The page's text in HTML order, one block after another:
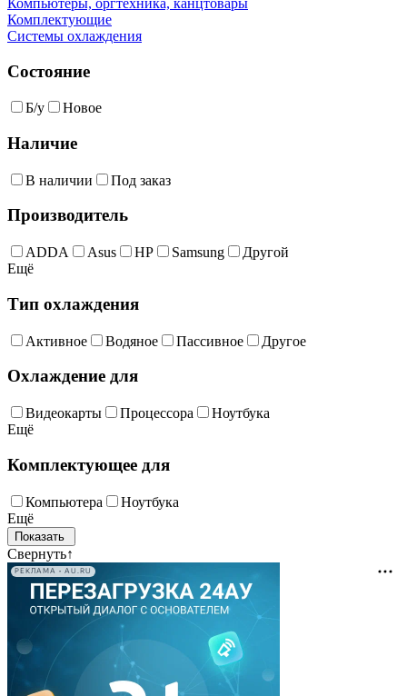
Комплектующие
Системы охлаждения
Состояние
Б/у Новое
Наличие
В наличии Под заказ
Производитель
ADDA Asus HP Samsung
Другой
Ещё
Тип охлаждения
Активное Водяное Пассивное Другое
Охлаждение для
Видеокарты Процессора
Ноутбука
Ещё
Комплектующее для
Компьютера
Ноутбука
Ещё
Свернуть↑
РЕКЛАМА • AU.RU